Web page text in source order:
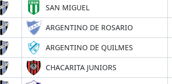
SAN MIGUEL
ARGENTINO DE ROSARIO
ARGENTINO DE QUILMES
CHACARITA JUNIORS